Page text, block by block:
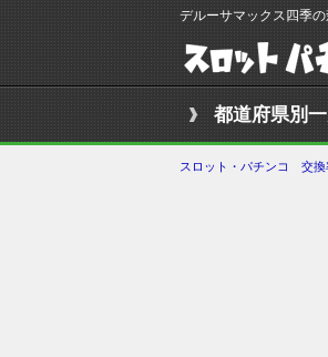
都道府県別
スロット・パチンコ 交換
デルーサマックス四季